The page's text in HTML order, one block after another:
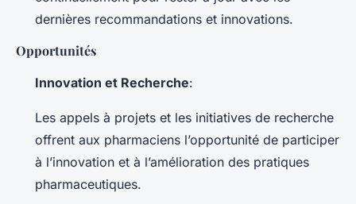
dernières recommandations et innovations.
Opportunités
Innovation et Recherche:
Les appels à projets et les initiatives de recherche
offrent aux pharmaciens l’opportunité de participer
à l’innovation et à l’amélioration des pratiques
pharmaceutiques.